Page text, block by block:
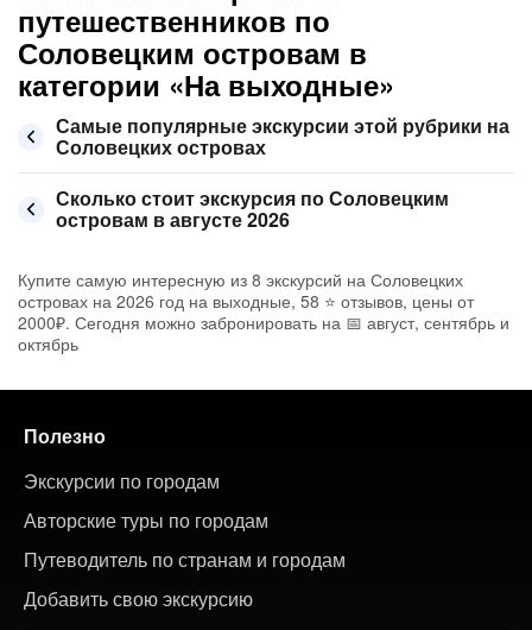
путешественников по
Соловецким островам в
категории «На выходные»
Самые популярные экскурсии этой рубрики на
Соловецких островах
Сколько стоит экскурсия по Соловецким
островам в августе 2026
Купите самую интересную из 8 экскурсий на Соловецких
островах на 2026 год на выходные, 58 ⭐ отзывов, цены от
2000₽. Сегодня можно забронировать на 📅 август, сентябрь и
октябрь
Полезно
Экскурсии по городам
Авторские туры по городам
Путеводитель по странам и городам
Добавить свою экскурсию